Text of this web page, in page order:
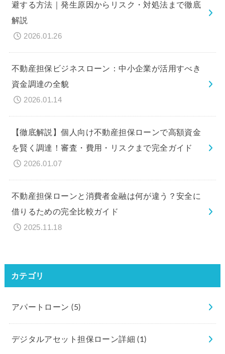
避する方法｜発生原因からリスク・対処法まで徹底
解説
2026.01.26
不動産担保ビジネスローン：中小企業が活用すべき
資金調達の全貌
2026.01.14
【徹底解説】個人向け不動産担保ローンで高額資金
を賢く調達！審査・費用・リスクまで完全ガイド
2026.01.07
不動産担保ローンと消費者金融は何が違う？安全に
借りるための完全比較ガイド
2025.11.18
カテゴリ
アパートローン(5)
デジタルアセット担保ローン詳細(1)